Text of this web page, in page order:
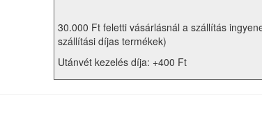
30.000 Ft feletti vásárlásnál a szállítás
szállítási díjas termékek)
Utánvét kezelés díja: +400 Ft